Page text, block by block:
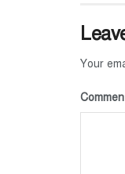
Your